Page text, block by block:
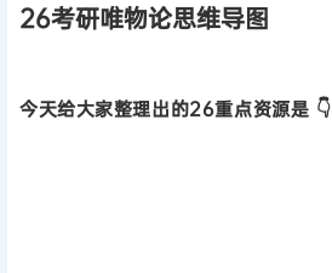
26考研唯物论思维导图
今天给大家整理出的26重点资源是 👇